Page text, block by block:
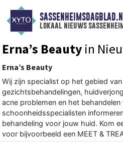
lokaal nieuws
Erna’s Beauty in
Erna’s Beauty
Wij zijn specialist op het gebied
gezichtsbehandelingen,
acne problemen en het
schoonheidsspecialisten
behandeling voor jouw huid. Kom
voor bijvoorbeeld een MEET &